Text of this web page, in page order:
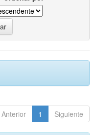
Anterior 1 Siguiente